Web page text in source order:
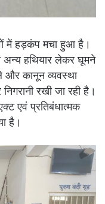
में हड़कंप मचा हुआ है।
अन्य हथियार लेकर घूमने
और कानून व्यवस्था
रखी जा रही है।
एवं प्रतिबंधात्मक
है।